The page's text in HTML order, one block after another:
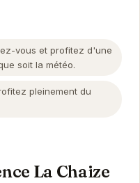
vous et profitez d'une
soit la météo.
pleinement du
La Chaize